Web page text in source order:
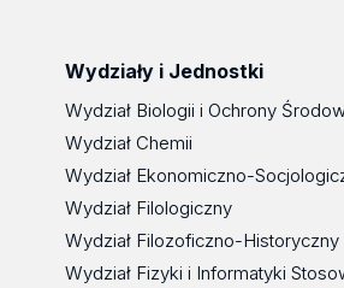
Wydziały i Jednostki
Wydział Biologii i Ochrony
Wydział Chemii
Wydział Ekonomiczno-
Wydział Filologiczny
Wydział Filozoficzno-Historyczny
Wydział Fizyki i Informatyki